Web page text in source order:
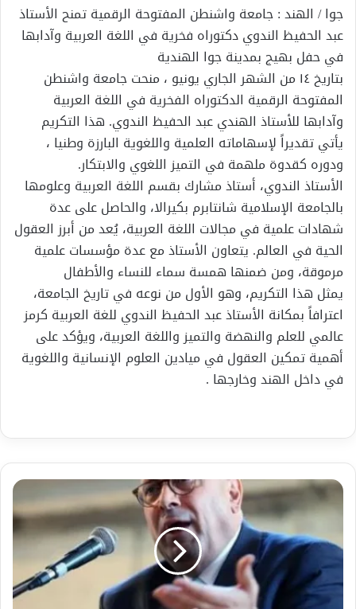
جوا / الهند : جامعة واشنطن المفتوحة الرقمية تمنح الأستاذ
عبد الحفيظ الندوي دكتوراه فخرية في اللغة العربية وآدابها
في حفل بهيج بمدينة جوا الهندية
بتاريخ ١٤ من الشهر الجاري یونیو ، منحت جامعة واشنطن
المفتوحة الرقمية الدكتوراه الفخرية في اللغة العربية
وآدابها للأستاذ الهندي عبد الحفيظ الندوي. هذا التكريم
يأتي تقديراً لإسهاماته العلمية واللغوية البارزة وطنيا ،
ودوره كقدوة ملهمة في التميز اللغوي والابتكار.
الأستاذ الندوي، أستاذ مشارك بقسم اللغة العربية وعلومها
بالجامعة الإسلامية شانتابرم بكيرالا، والحاصل على عدة
شهادات علمية في مجالات اللغة العربية، يُعد من أبرز العقول
الحية في العالم. يتعاون الأستاذ مع عدة مؤسسات علمية
مرموقة، ومن ضمنها همسة سماء للنساء والأطفال
يمثل هذا التكريم، وهو الأول من نوعه في تاريخ الجامعة،
اعترافاً بمكانة الأستاذ عبد الحفيظ الندوي للغة العربية كرمز
عالمي للعلم والنهضة والتميز واللغة العربية، ويؤكد على
أهمية تمكين العقول في ميادين العلوم الإنسانية واللغوية
في داخل الهند وخارجها .
أ.د
مانويل
حساسيان.
ومقابلات
تلفزيونية
عالمية
يتحدث